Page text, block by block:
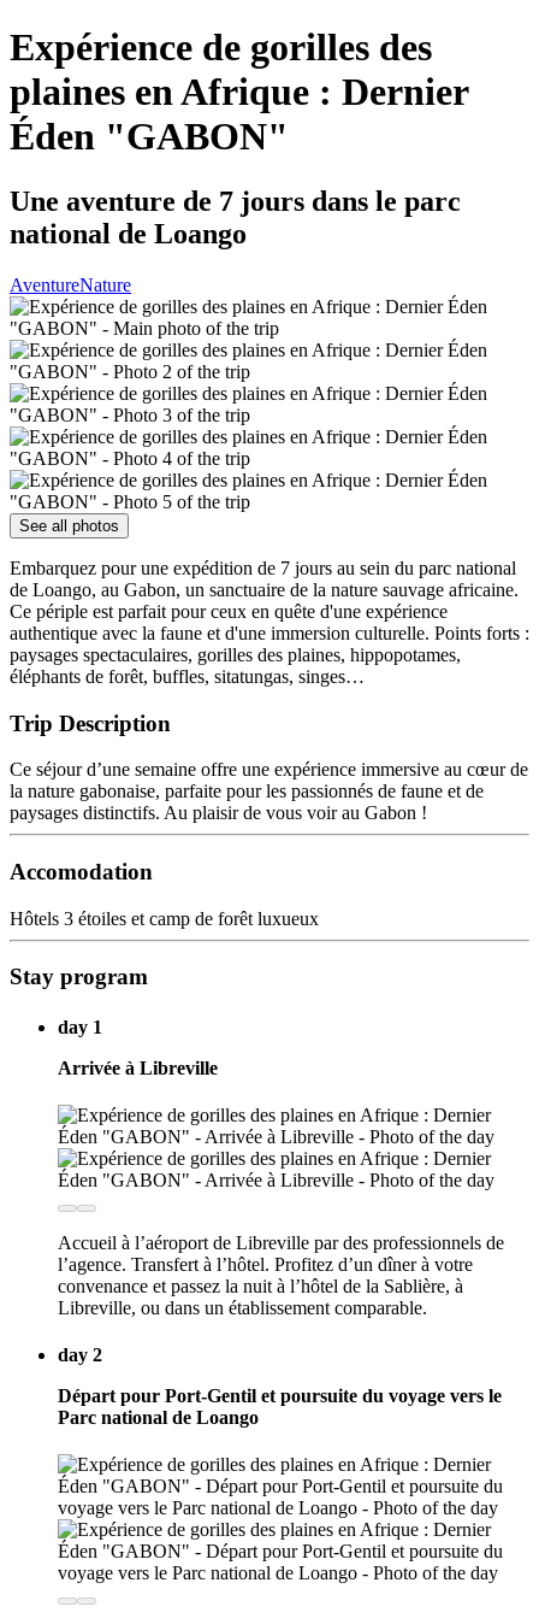
Expérience de gorilles des
plaines en Afrique : Dernier
Éden "GABON"
Une aventure de 7 jours dans le parc
national de Loango
AventureNature
See all photos
Embarquez pour une expédition de 7 jours au sein du parc national
de Loango, au Gabon, un sanctuaire de la nature sauvage africaine.
Ce périple est parfait pour ceux en quête d'une expérience
authentique avec la faune et d'une immersion culturelle. Points forts :
paysages spectaculaires, gorilles des plaines, hippopotames,
éléphants de forêt, buffles, sitatungas, singes…
Trip Description
Ce séjour d’une semaine offre une expérience immersive au cœur de
la nature gabonaise, parfaite pour les passionnés de faune et de
paysages distinctifs. Au plaisir de vous voir au Gabon !
Accomodation
Hôtels 3 étoiles et camp de forêt luxueux
Stay program
day 1
Arrivée à Libreville
Accueil à l’aéroport de Libreville par des professionnels de
l’agence. Transfert à l’hôtel. Profitez d’un dîner à votre
convenance et passez la nuit à l’hôtel de la Sablière, à
Libreville, ou dans un établissement comparable.
day 2
Départ pour Port-Gentil et poursuite du voyage vers le
Parc national de Loango